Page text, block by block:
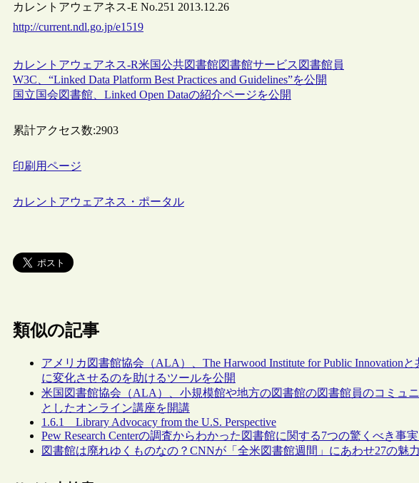
カレントアウェアネス-E No.251 2013.12.26
http://current.ndl.go.jp/e1519
カレントアウェアネス-R米国公共図書館図書館サービス 図書館員
W3C、“Linked Data Platform Best Practices and Guidelines”を公開
国立国会図書館、Linked Open Dataの紹介ページを公開
累計アクセス数:2903
印刷用ページ
カレントアウェアネス・ポータル
類似の記事
アメリカ図書館協会（ALA）、The Harwood Institute for Public Innovation
に変化させるのを助けるツールを公開
米国図書館協会（ALA）、小規模館や地方の図書館の図書館員のコミュ
としたオンライン講座を開講
1.6.1 Library Advocacy from the U.S. Perspective
Pew Research Centerの調査からわかった図書館に関する7つの驚くべき事実
図書館は廃れゆくものなの？CNNが「全米図書館週間」にあわせ27の魅